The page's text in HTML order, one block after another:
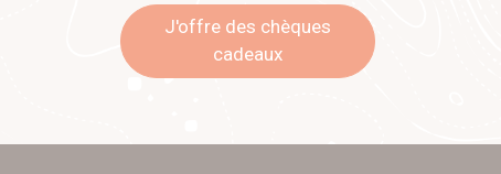
J'offre des chèques
cadeaux